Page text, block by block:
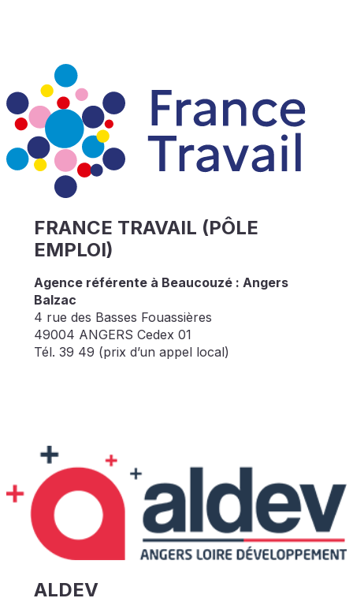
FRANCE TRAVAIL (PÔLE
EMPLOI)
Agence référente à Beaucouzé : Angers
Balzac
4 rue des Basses Fouassières
49004 ANGERS Cedex 01
Tél. 39 49 (prix d’un appel local)
ALDEV